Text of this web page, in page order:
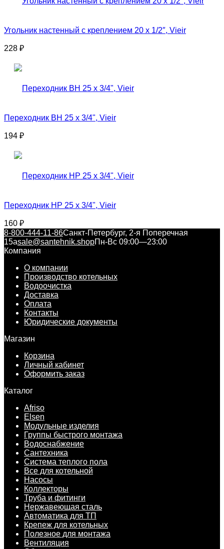
Угольник настенный с креплением 20 x 1/2″, Vieir
228 ₽
Переходник ВН 25 х 3/4", Vieir
194 ₽
Переходник НР 25 х 3/4", Vieir
160 ₽
8-800-444-11-86Санкт-Петербург, 2-я Поперечная
15аsale@santehnik.shopПн-Вс 09:00—23:00
Компания
О компании
Производство котельных
Водоочистка
Доставка
Оплата
Контакты
Юридические документы
Магазин
Корзина
Личный кабинет
Оформить заказ
Каталог
Afriso
Elsen
Модульные изделия
Группы быстрого монтажа
Водоснабжение
Сантехника
Система теплого пола
Все для котельной
Насосы
Коллекторы
Труба и фитинги
Нержавеющая сталь
Автоматика для ТП
Крепеж для котельных
Полезное для монтажа
Вентиляция